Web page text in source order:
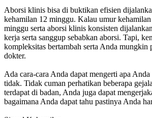
Aborsi klinis bisa di buktikan efisien
kehamilan 12 minggu. Kalau umur
minggu serta aborsi klinis konsisten
kerja serta sanggup sebabkan aborsi. Tapi,
kompleksitas bertambah serta Anda mungkin
dokter.
Ada cara-cara Anda dapat mengerti apa
tidak. Tidak cuman perhatikan beberapa
terdapat di badan, Anda juga dapat
bagaimana Anda dapat tahu pastinya Anda